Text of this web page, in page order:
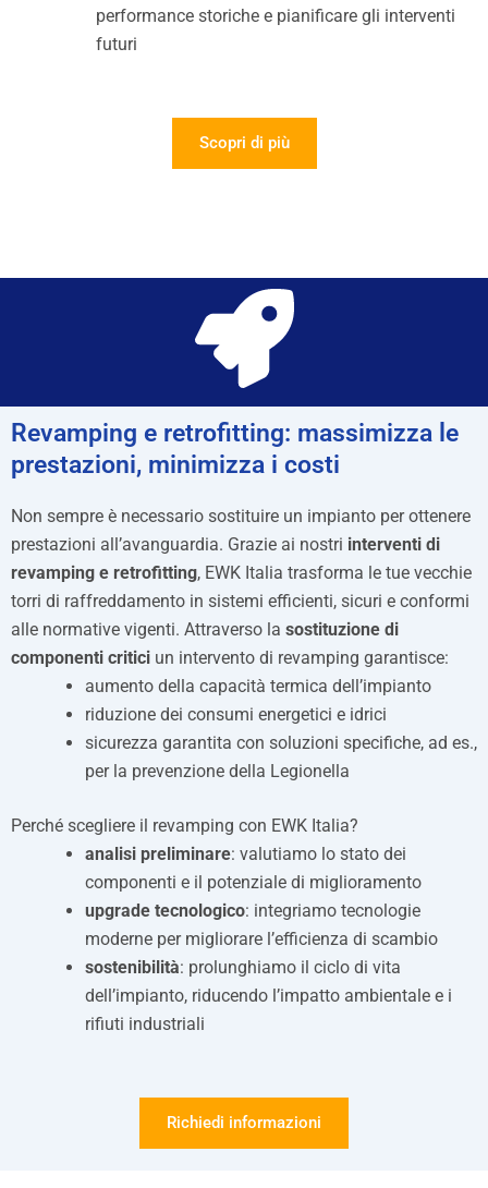
performance storiche e pianificare gli interventi
futuri
Scopri di più
Revamping e retrofitting: massimizza le
prestazioni, minimizza i costi​
Non sempre è necessario sostituire un impianto per ottenere
prestazioni all’avanguardia. Grazie ai nostri interventi di
revamping e retrofitting, EWK Italia trasforma le tue vecchie
torri di raffreddamento in sistemi efficienti, sicuri e conformi
alle normative vigenti. Attraverso la sostituzione di
componenti critici un intervento di revamping garantisce:
aumento della capacità termica dell’impianto
riduzione dei consumi energetici e idrici
sicurezza garantita con soluzioni specifiche, ad es.,
per la prevenzione della Legionella
Perché scegliere il revamping con EWK Italia?
analisi preliminare: valutiamo lo stato dei
componenti e il potenziale di miglioramento
upgrade tecnologico: integriamo tecnologie
moderne per migliorare l’efficienza di scambio
sostenibilità: prolunghiamo il ciclo di vita
dell’impianto, riducendo l’impatto ambientale e i
rifiuti industriali
Richiedi informazioni